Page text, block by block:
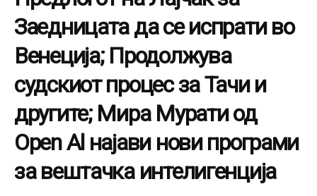
Заедницата да се испрати во
Венеција; Продолжува
судскиот процес за Тачи и
другите; Мира Мурати од
Open Al најави нови програми
за вештачка интелигенција